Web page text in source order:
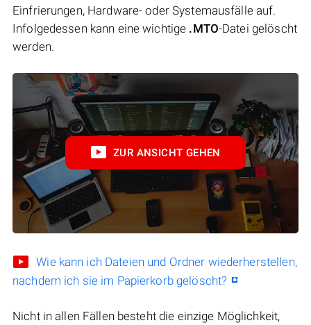
Einfrierungen, Hardware- oder Systemausfälle auf.
Infolgedessen kann eine wichtige .MTO-Datei gelöscht
werden.
ZUR ANSICHT GEHEN
Wie kann ich Dateien und Ordner wiederherstellen,
nachdem ich sie im Papierkorb gelöscht?
Nicht in allen Fällen besteht die einzige Möglichkeit,